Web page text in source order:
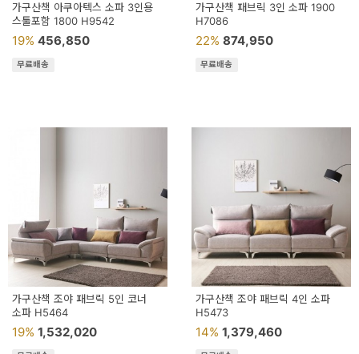
가구산책 아쿠아텍스 소파 3인용
스툴포함 1800 H9542
19% 456,850
무료배송
가구산책 패브릭 3인 소파 1900
H7086
22% 874,950
무료배송
가구산책 조야 패브릭 5인 코너
소파 H5464
19% 1,532,020
가구산책 조야 패브릭 4인 소파
H5473
14% 1,379,460